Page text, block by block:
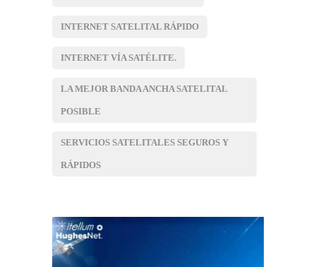
INTERNET SATELITAL RÁPIDO
INTERNET VÍA SATÉLITE.
LA MEJOR BANDA ANCHA SATELITAL
POSIBLE
SERVICIOS SATELITALES SEGUROS Y
RÁPIDOS